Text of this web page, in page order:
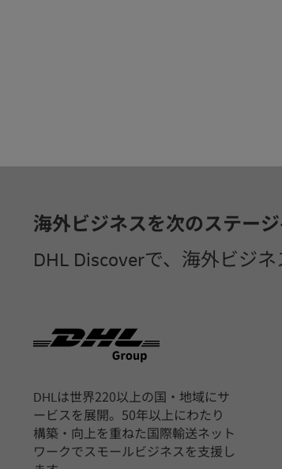
DHLは世界220以上の国・地域にサ
ービスを展開。50年以上にわたり
構築・向上を重ねた国際輸送ネット
ワークでスモールビジネスを支援し
海外ビジネスを次のステー
DHL Discoverで、海外ビジ